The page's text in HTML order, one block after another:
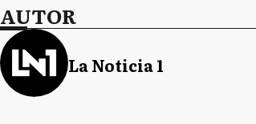
AUTOR
La Noticia 1